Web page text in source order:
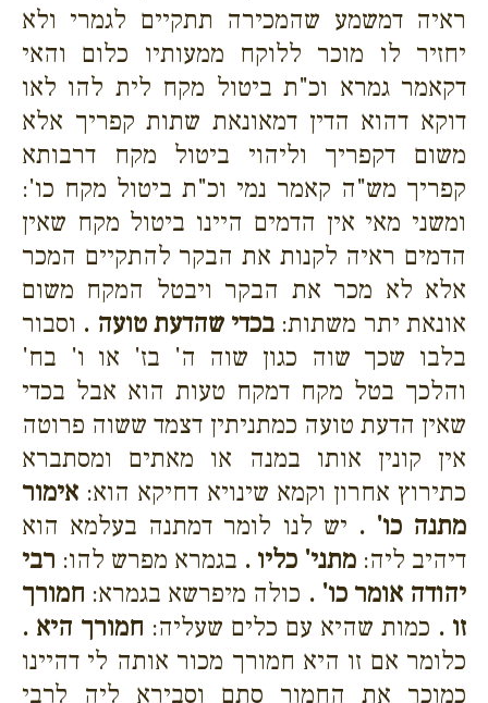
ראיה דמשמע שהמכירה תתקיים לגמרי ולא
יחזיר לו מוכר ללוקח ממעותיו כלום והאי
דקאמר גמרא וכ"ת ביטול מקח לית להו לאו
דוקא דהוא הדין דמאונאת שתות קפריך אלא
משום דקפריך וליהוי ביטול מקח דרבותא
קפריך מש"ה קאמר נמי וכ"ת ביטול מקח כו':
ומשני מאי אין הדמים היינו ביטול מקח שאין
הדמים ראיה לקנות את הבקר להתקיים המכר
אלא לא מכר את הבקר ויבטל המקח משום
אונאת יתר משתות: בכדי שהדעת טועה . וסבור
בלבו שכך שוה כגון שוה ה' בז' או ו' בח'
והלכך בטל מקח דמקח טעות הוא אבל בכדי
שאין הדעת טועה כמתניתין דצמד ששוה פרוטה
אין קונין אותו במנה או מאתים ומסתברא
כתירוץ אחרון וקמא שינויא דחיקא הוא: אימור
מתנה כו' . יש לנו לומר דמתנה בעלמא הוא
דיהיב ליה: מתני' כליו . בגמרא מפרש להו: רבי
יהודה אומר כו' . כולה מיפרשא בגמרא: חמורך
זו . כמות שהיא עם כלים שעליה: חמורך היא .
כלומר אם זו היא חמורך מכור אותה לי דהיינו
כמוכר את החמור סתם וסבירא ליה לרבי